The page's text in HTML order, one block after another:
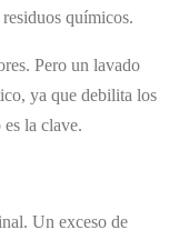
químicos.
Pero un lavado
ya que debilita los
la clave.
Un exceso de